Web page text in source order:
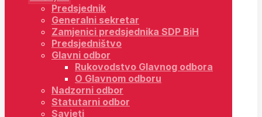
Predsjednik
Generalni sekretar
Zamjenici predsjednika SDP BiH
Predsjedništvo
Glavni odbor
Rukovodstvo Glavnog odbora
O Glavnom odboru
Nadzorni odbor
Statutarni odbor
Savjeti